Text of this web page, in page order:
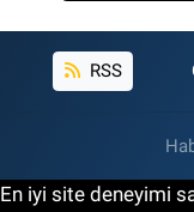
RSS
En iyi site deneyimi